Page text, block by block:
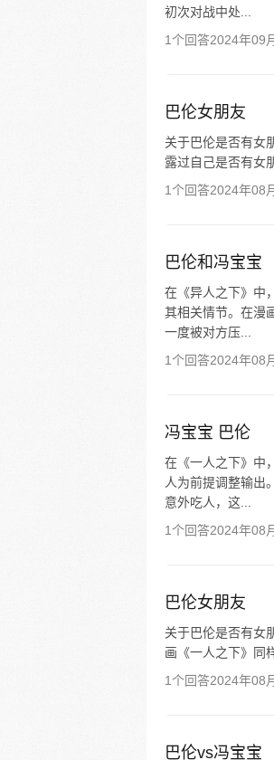
初次对战中处...
1个回答2024年09
巴伦女朋友
关于巴伦是否有女
露过自己是否有女
1个回答2024年08
巴伦和冯宝宝
在《异人之下》中
其相关情节。在漫
一度被对方压...
1个回答2024年08
冯宝宝 巴伦
在《一人之下》中
人为前提调整输出
意外吃人，这...
1个回答2024年08
巴伦女朋友
关于巴伦是否有女
画《一人之下》同
1个回答2024年08
巴伦vs冯宝宝